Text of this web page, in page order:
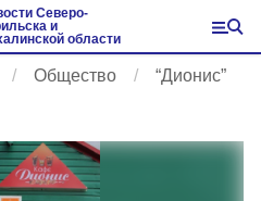
Северо-
и
области
Общество
“Дионис”